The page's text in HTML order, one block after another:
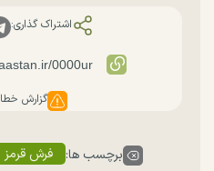
اشتراک گذاری:
گزارش خطا
برچسب ها: فرش قرمز